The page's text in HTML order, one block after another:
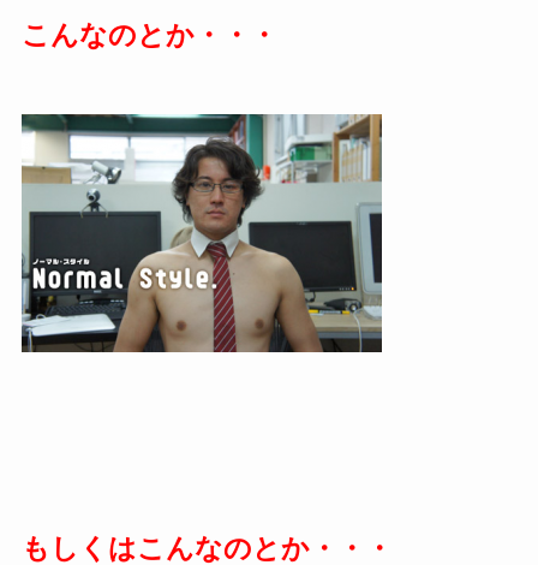
こんなのとか・・・
もしくはこんなのとか・・・